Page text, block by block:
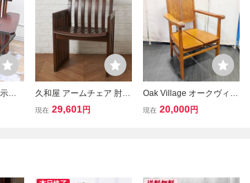
品
久和屋 アームチェア 肘掛
け 椅子 ニレ 楡 無垢材 木
現在 29,601円
Oak Village オークヴィレ
ッジ アームチェア 飛騨高
現在 20,000円